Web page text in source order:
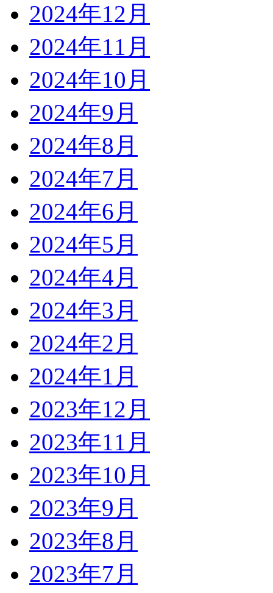
2024年12月
2024年11月
2024年10月
2024年9月
2024年8月
2024年7月
2024年6月
2024年5月
2024年4月
2024年3月
2024年2月
2024年1月
2023年12月
2023年11月
2023年10月
2023年9月
2023年8月
2023年7月